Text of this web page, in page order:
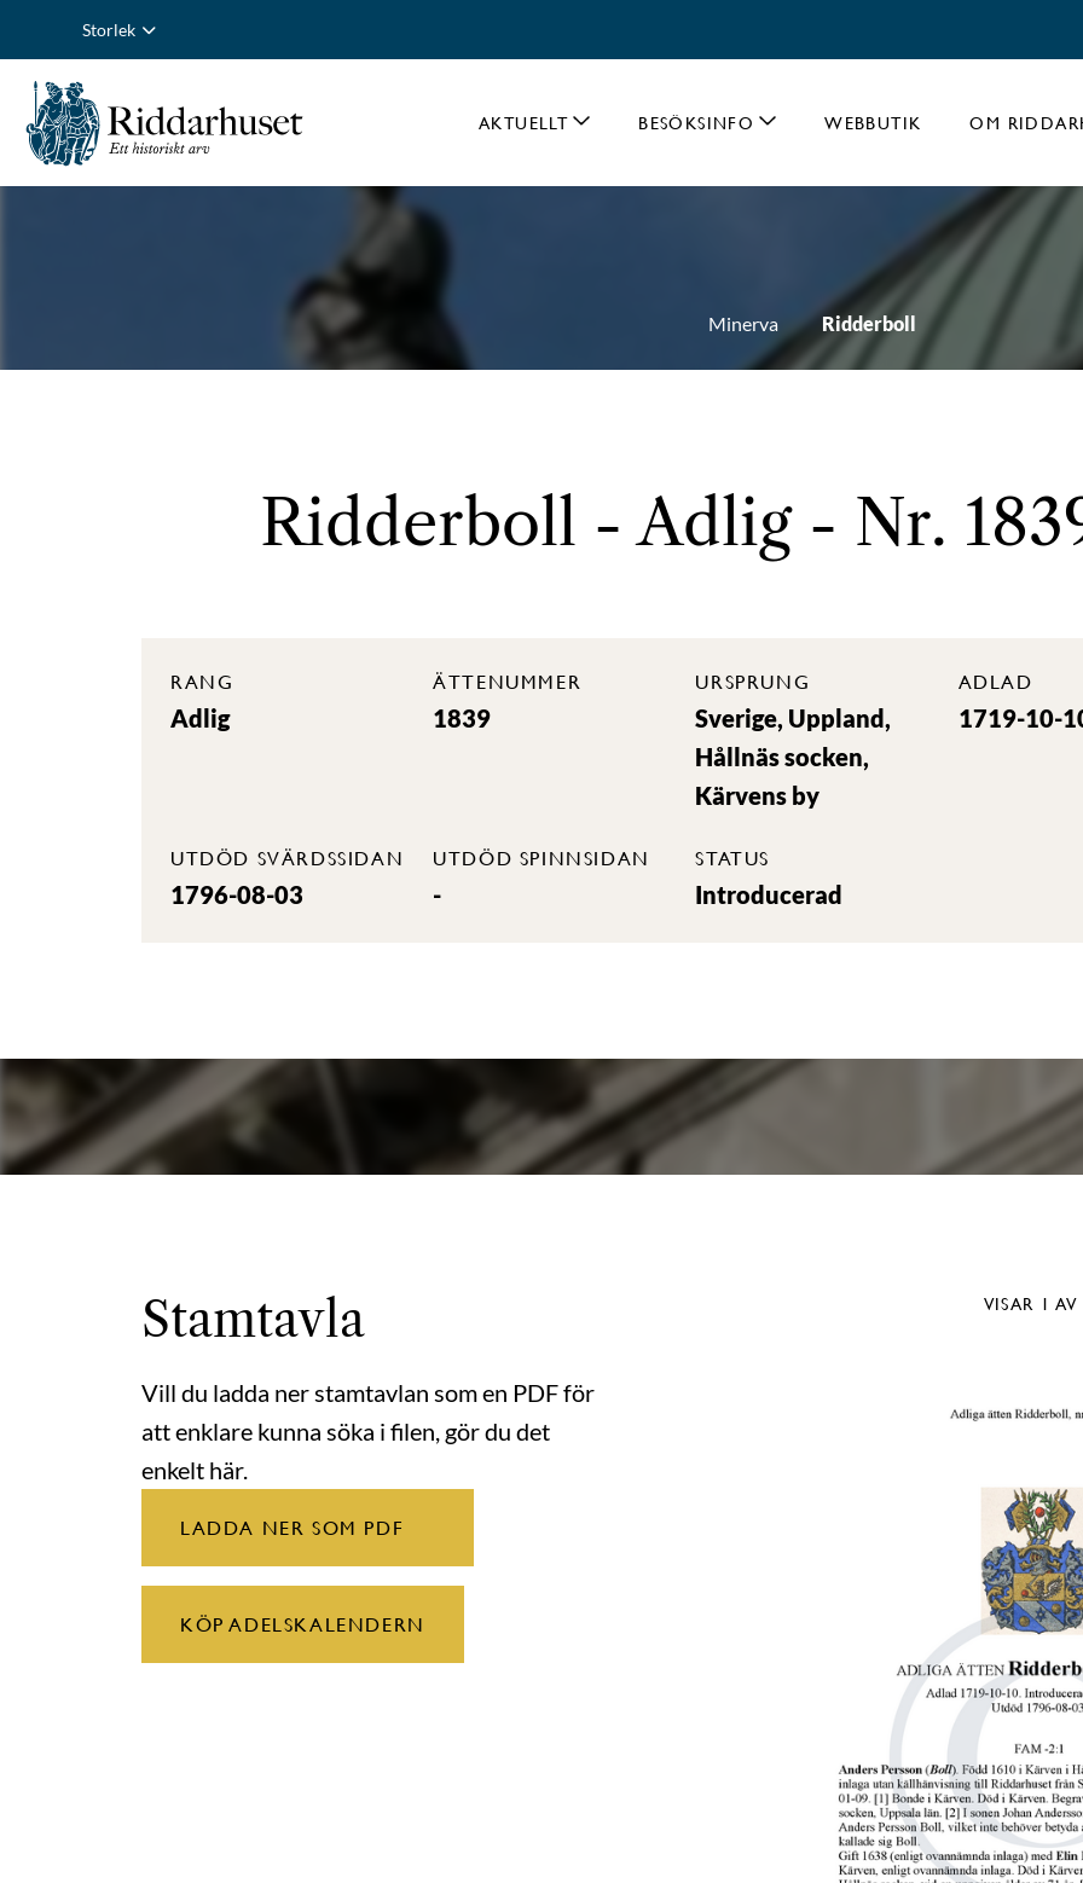
Storlek
AKTUELLT BESÖKSINFO WEBBUTIK OM
Minerva Ridderboll
Ridderboll - Adlig - Nr.
RANG
Adlig
ÄTTENUMMER
1839
URSPRUNG
Sverige, Uppland,
Hållnäs socken,
Kärvens by
ADLAD
1719-10-
UTDÖD SVÄRDSSIDAN
1796-08-03
UTDÖD SPINNSIDAN
-
STATUS
Introducerad
Stamtavla
Vill du ladda ner stamtavlan som en PDF för
att enklare kunna söka i filen, gör du det
enkelt här.
LADDA NER SOM PDF
KÖP ADELSKALENDERN
VISAR 1